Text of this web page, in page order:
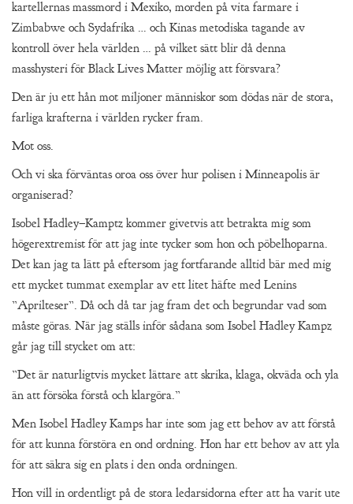
kartellernas massmord i Mexiko, morden på vita farmare i
Zimbabwe och Sydafrika … och Kinas metodiska tagande av
kontroll över hela världen … på vilket sätt blir då denna
masshysteri för Black Lives Matter möjlig att försvara?
Den är ju ett hån mot miljoner människor som dödas när de stora,
farliga krafterna i världen rycker fram.
Mot oss.
Och vi ska förväntas oroa oss över hur polisen i Minneapolis är
organiserad?
Isobel Hadley–Kamptz kommer givetvis att betrakta mig som
högerextremist för att jag inte tycker som hon och pöbelhoparna.
Det kan jag ta lätt på eftersom jag fortfarande alltid bär med mig
ett mycket tummat exemplar av ett litet häfte med Lenins
”Aprilteser”. Då och då tar jag fram det och begrundar vad som
måste göras. När jag ställs inför sådana som Isobel Hadley Kampz
går jag till stycket om att:
”Det är naturligtvis mycket lättare att skrika, klaga, okväda och yla
än att försöka förstå och klargöra.”
Men Isobel Hadley Kamps har inte som jag ett behov av att förstå
för att kunna förstöra en ond ordning. Hon har ett behov av att yla
för att säkra sig en plats i den onda ordningen.
Hon vill in ordentligt på de stora ledarsidorna efter att ha varit ute